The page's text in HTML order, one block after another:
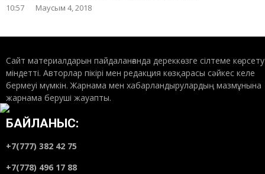
10:57 Маусым 4, 2018
Сайт материалдарын пайдаланғанда дереккөзге сілтеме көрсету
міндетті. Авторлар пікірі мен редакция көзқарасы сәйкес келе
бермеуі мүмкін. Жарнама мен хабарландырулардың мазмұнына
жарнама беруші жауапты.
БАЙЛАНЫС:
+7(777) 382 42 75
+7(778) 496 17 88